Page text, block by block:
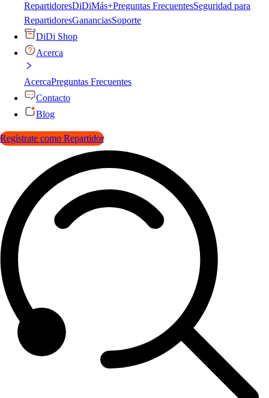
RepartidoresDiDiMás+Preguntas FrecuentesSeguridad para
RepartidoresGananciasSoporte
DiDi Shop
Acerca
AcercaPreguntas Frecuentes
Contacto
Blog
Regístrate como Repartidor